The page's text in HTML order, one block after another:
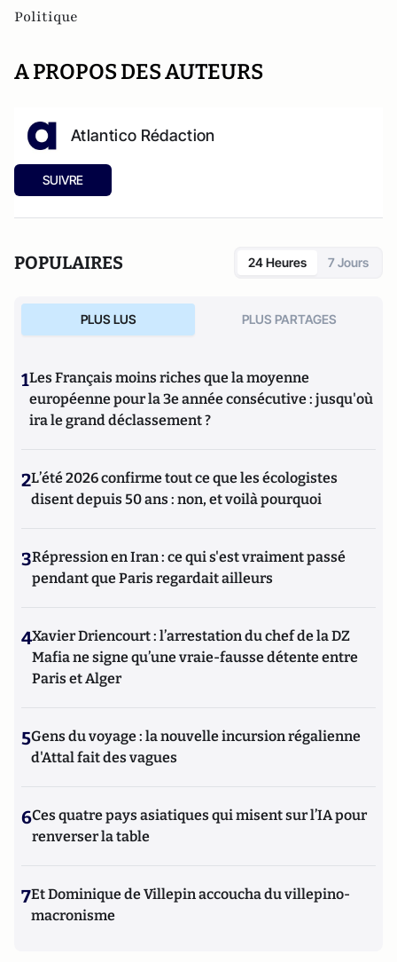
Politique
A PROPOS DES AUTEURS
Atlantico Rédaction
SUIVRE
POPULAIRES 24 Heures 7 Jours
PLUS LUS PLUS PARTAGES
1Les Français moins riches que la moyenne
européenne pour la 3e année consécutive : jusqu'où
ira le grand déclassement ?
2L’été 2026 confirme tout ce que les écologistes
disent depuis 50 ans : non, et voilà pourquoi
3Répression en Iran : ce qui s'est vraiment passé
pendant que Paris regardait ailleurs
4Xavier Driencourt : l’arrestation du chef de la DZ
Mafia ne signe qu’une vraie-fausse détente entre
Paris et Alger
5Gens du voyage : la nouvelle incursion régalienne
d'Attal fait des vagues
6Ces quatre pays asiatiques qui misent sur l’IA pour
renverser la table
7Et Dominique de Villepin accoucha du villepino-
macronisme